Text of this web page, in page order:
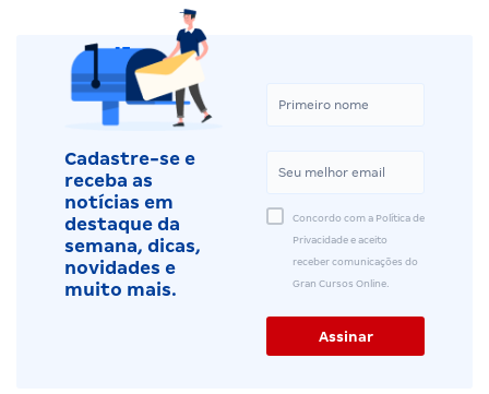
Cadastre-se e
receba as
notícias em
destaque da
semana, dicas,
novidades e
muito mais.
Concordo com a Política de
Privacidade e aceito
receber comunicações do
Gran Cursos Online.